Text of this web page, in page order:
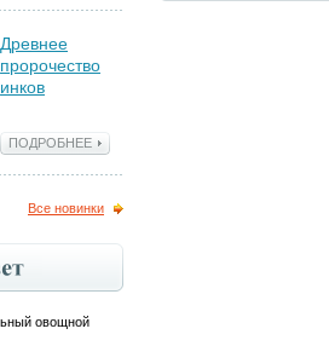
Древнее
пророчество
инков
ПОДРОБНЕЕ
Все новинки